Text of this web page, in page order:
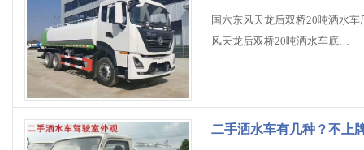
国六东风天龙后双桥20吨洒水
风天龙后双桥20吨洒水车底…
二手洒水车有几种？不上